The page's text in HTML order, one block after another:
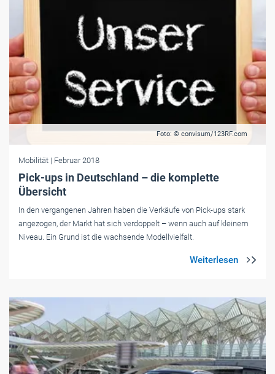
Foto: © convisum/123RF.com
Mobilität | Februar 2018
Pick-ups in Deutschland – die komplette
Übersicht
In den vergangenen Jahren haben die Verkäufe von Pick-ups stark
angezogen, der Markt hat sich verdoppelt – wenn auch auf kleinem
Niveau. Ein Grund ist die wachsende Modellvielfalt.